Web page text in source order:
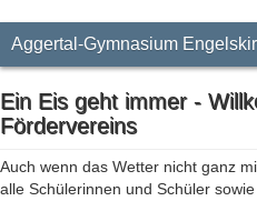
Aggertal-Gymnasium
Ein Eis geht immer -
Fördervereins
Auch wenn das Wetter nicht ganz
alle Schülerinnen und Schüler